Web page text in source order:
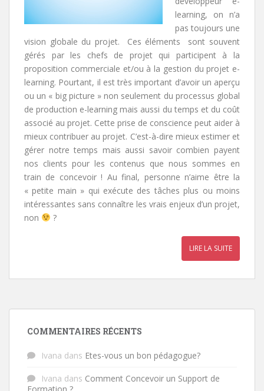
learning, on n’a
pas toujours une
vision globale du projet. Ces éléments sont souvent
gérés par les chefs de projet qui participent à la
proposition commerciale et/ou à la gestion du projet e-
learning. Pourtant, il est très important d’avoir un aperçu
ou un « big picture » non seulement du processus global
de production e-learning mais aussi du temps et du coût
associé au projet. Cette prise de conscience peut aider à
mieux contribuer au projet. C’est-à-dire mieux estimer et
gérer notre temps mais aussi savoir combien payent
nos clients pour les contenus que nous sommes en
train de concevoir ! Au final, personne n’aime être la
« petite main » qui exécute des tâches plus ou moins
intéressantes sans connaître les vrais enjeux d’un projet,
non
?
LIRE LA SUITE
COMMENTAIRES RÉCENTS
Ivana dans Etes-vous un bon pédagogue?
Ivana dans Comment Concevoir un Support de